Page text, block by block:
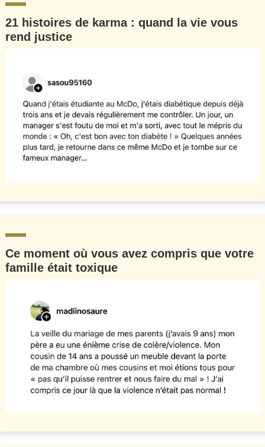
21 histoires de karma : quand la vie vous
rend justice
Ce moment où vous avez compris que votre
famille était toxique